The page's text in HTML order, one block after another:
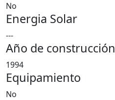
No
Energia Solar
---
Año de construcción
1994
Equipamiento
No